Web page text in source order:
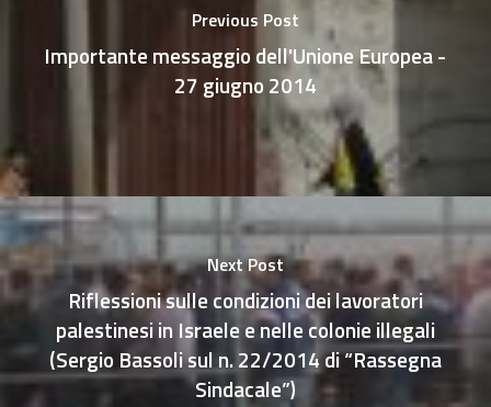
Previous Post
Importante messaggio dell'Unione Europea -
27 giugno 2014
Next Post
Riflessioni sulle condizioni dei lavoratori
palestinesi in Israele e nelle colonie illegali
(Sergio Bassoli sul n. 22/2014 di “Rassegna
Sindacale”)